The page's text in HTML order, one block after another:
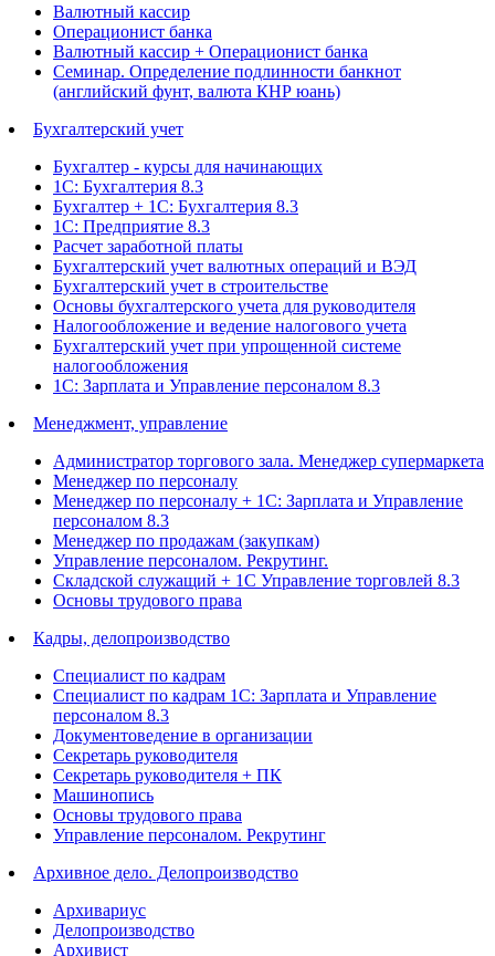
Валютный кассир
Операционист банка
Валютный кассир + Операционист банка
Семинар. Определение подлинности банкнот
(английский фунт, валюта КНР юань)
Бухгалтерский учет
Бухгалтер - курсы для начинающих
1С: Бухгалтерия 8.3
Бухгалтер + 1С: Бухгалтерия 8.3
1С: Предприятие 8.3
Расчет заработной платы
Бухгалтерский учет валютных операций и ВЭД
Бухгалтерский учет в строительстве
Основы бухгалтерского учета для руководителя
Налогообложение и ведение налогового учета
Бухгалтерский учет при упрощенной системе
налогообложения
1С: Зарплата и Управление персоналом 8.3
Менеджмент, управление
Администратор торгового зала. Менеджер супермаркета
Менеджер по персоналу
Менеджер по персоналу + 1С: Зарплата и Управление
персоналом 8.3
Менеджер по продажам (закупкам)
Управление персоналом. Рекрутинг.
Складской служащий + 1С Управление торговлей 8.3
Основы трудового права
Кадры, делопроизводство
Специалист по кадрам
Специалист по кадрам 1С: Зарплата и Управление
персоналом 8.3
Документоведение в организации
Секретарь руководителя
Секретарь руководителя + ПК
Машинопись
Основы трудового права
Управление персоналом. Рекрутинг
Архивное дело. Делопроизводство
Архивариус
Делопроизводство
Архивист